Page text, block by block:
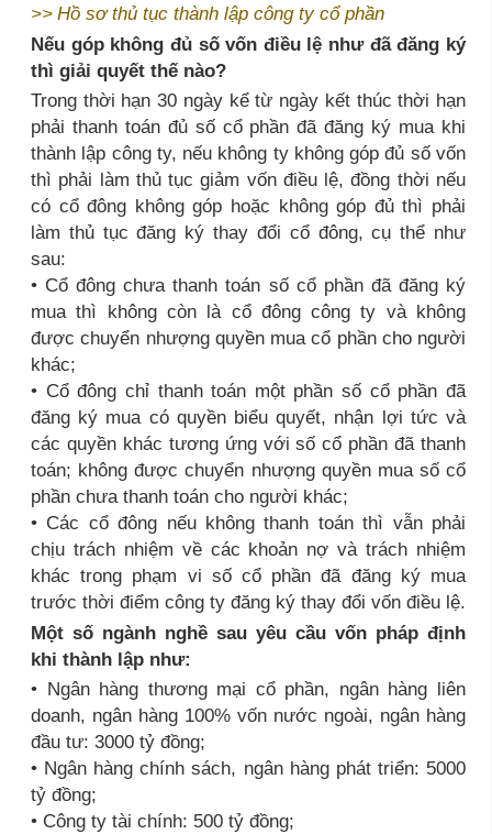
>> Hồ sơ thủ tục thành lập công ty cổ phần
Nếu góp không đủ số vốn điều lệ như đã đăng ký
thì giải quyết thế nào?
Trong thời hạn 30 ngày kể từ ngày kết thúc thời hạn
phải thanh toán đủ số cổ phần đã đăng ký mua khi
thành lập công ty, nếu không ty không góp đủ số vốn
thì phải làm thủ tục giảm vốn điều lệ, đồng thời nếu
có cổ đông không góp hoặc không góp đủ thì phải
làm thủ tục đăng ký thay đổi cổ đông, cụ thể như
sau:
• Cổ đông chưa thanh toán số cổ phần đã đăng ký
mua thì không còn là cổ đông công ty và không
được chuyển nhượng quyền mua cổ phần cho người
khác;
• Cổ đông chỉ thanh toán một phần số cổ phần đã
đăng ký mua có quyền biểu quyết, nhận lợi tức và
các quyền khác tương ứng với số cổ phần đã thanh
toán; không được chuyển nhượng quyền mua số cổ
phần chưa thanh toán cho người khác;
• Các cổ đông nếu không thanh toán thì vẫn phải
chịu trách nhiệm về các khoản nợ và trách nhiệm
khác trong phạm vi số cổ phần đã đăng ký mua
trước thời điểm công ty đăng ký thay đổi vốn điều lệ.
Một số ngành nghề sau yêu cầu vốn pháp định
khi thành lập như:
• Ngân hàng thương mại cổ phần, ngân hàng liên
doanh, ngân hàng 100% vốn nước ngoài, ngân hàng
đầu tư: 3000 tỷ đồng;
• Ngân hàng chính sách, ngân hàng phát triển: 5000
tỷ đồng;
• Công ty tài chính: 500 tỷ đồng;